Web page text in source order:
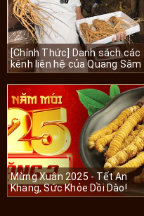
[Chính Thức] Danh sách các
kênh liên hệ của Quang Sâm
Mừng Xuân 2025 - Tết An
Khang, Sức Khỏe Dồi Dào!